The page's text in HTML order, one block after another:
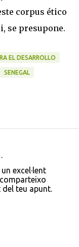
corpus ético
se presupone.
EL DESARROLLO
SENEGAL
excel·lent
teu apunt.